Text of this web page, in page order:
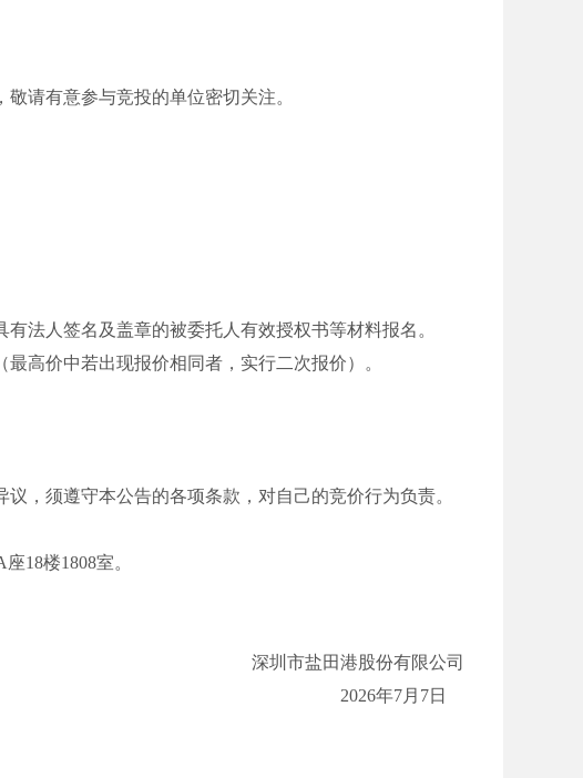
请有意参与竞投的单位密切关注。
法人签名及盖章的被委托人有效授权书等材料报名。
高价中若出现报价相同者，实行二次报价）。
，须遵守本公告的各项条款，对自己的竞价行为负责。
座18楼1808室。
深圳市盐田港股份有限公司
2026年7月 7日